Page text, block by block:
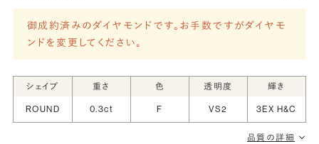
御成約済みのダイヤモンドです。お手数ですがダイヤモ
ンドを変更してください。
シェイプ 重さ 色 透明度 輝き
ROUND 0.3ct F VS2 3EX H&C
品質の詳細